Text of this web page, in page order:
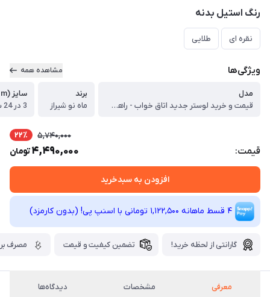
رنگ استیل بدنه
نقره ای طلایی
ویژگی‌ها مشاهده همه
مدل
قیمت و خرید لوستر جدید اتاق خواب - راهرو کد 118
برند
ماه نو شیراز
سایز (cm)
3 در 24 سانتیمتری
قیمت:
5,740,000 22٪
4,490,000تومان
افزودن به سبدخرید
4 قسط ماهانه 1,122,500 تومانی با اسنپ ‌پی! (بدون کارمزد)
گارانتی از لحظه خرید! تضمین کیفیت و قیمت مصرف
معرفی مشخصات دیدگاه‌ها